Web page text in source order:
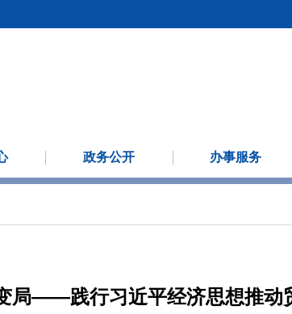
政务公开 办事服务
局——践行习近平经济思想推动